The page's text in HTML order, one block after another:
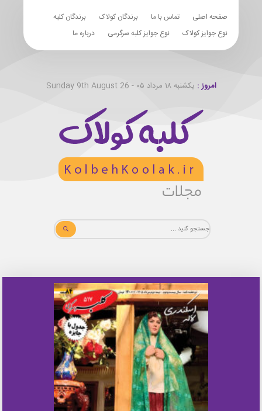
صفحه اصلی تماس با ما برندگان کولاک
برندگان کلبه
نوع جوایز کولاک
نوع جوایز کلبه سرگرمی درباره ما
امروز : یکشنبه ۱۸ مرداد ۰۵ - Sunday 9th August 26